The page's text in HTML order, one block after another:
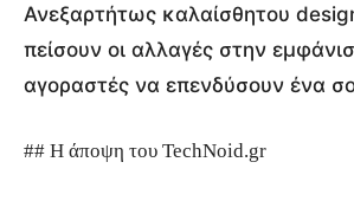
Ανεξαρτήτως καλαίσθητου
πείσουν οι αλλαγές στην
αγοραστές να επενδύσουν ένα
## Η άποψη του TechNoid.gr